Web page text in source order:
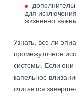
для
жизненно
Узнать, все ли
промежуточное
системы. Если они
капельное
считается